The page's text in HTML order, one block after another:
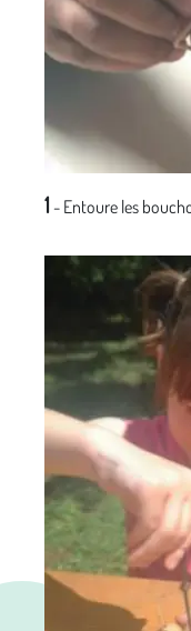
1- Entoure les